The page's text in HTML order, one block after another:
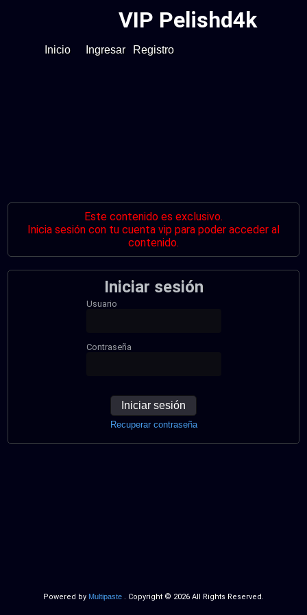
VIP Pelishd4k
Inicio Ingresar Registro
Este contenido es exclusivo.
Inicia sesión con tu cuenta vip para poder acceder al
contenido.
Iniciar sesión
Usuario
Contraseña
Iniciar sesión
Recuperar contraseña
Powered by Multipaste . Copyright © 2026 All Rights Reserved.